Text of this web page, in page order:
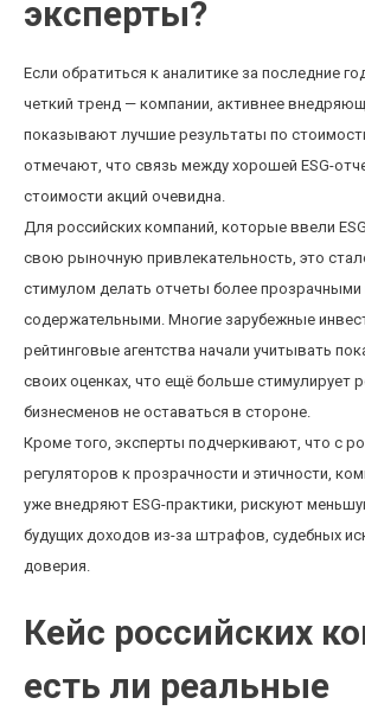
эксперты?
Если обратиться к аналитике за последние
четкий тренд — компании, активнее
показывают лучшие результаты по
отмечают, что связь между хорошей ESG-
стоимости акций очевидна.
Для российских компаний, которые ввели
свою рыночную привлекательность, это
стимулом делать отчеты более прозрачными
содержательными. Многие зарубежные
рейтинговые агентства начали учитывать
своих оценках, что ещё больше стимулирует
бизнесменов не оставаться в стороне.
Кроме того, эксперты подчеркивают, что с
регуляторов к прозрачности и этичности,
уже внедряют ESG-практики, рискуют
будущих доходов из-за штрафов, судебных
доверия.
Кейс российских
есть ли реальные